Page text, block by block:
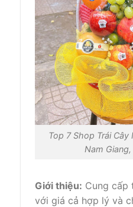
Top 7 Shop Trái Cây
Nam
Giới thiệu: Cung cấp
với giá cả hợp lý và